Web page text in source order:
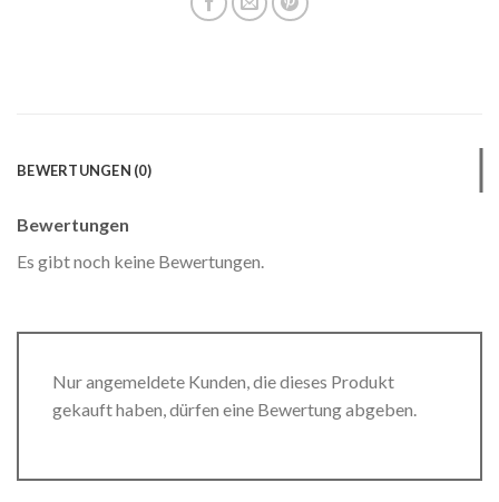
BEWERTUNGEN (0)
Bewertungen
Es gibt noch keine Bewertungen.
Nur angemeldete Kunden, die dieses Produkt
gekauft haben, dürfen eine Bewertung abgeben.